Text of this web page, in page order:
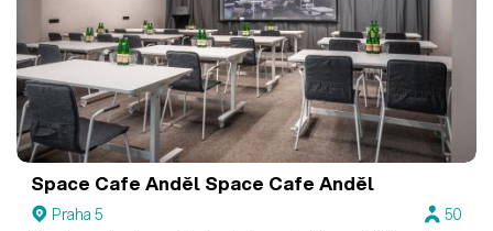
Space Cafe Anděl Space Cafe Anděl
Praha 5
50